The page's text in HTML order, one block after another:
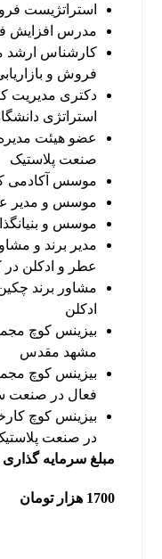
استراتژیست
مدرس افزایش
فروش و
استراتژی
عضو هیئت
صنعت پلاستیک
موسس آکادمی
موسس و مدیر
موسس و
مدیر برند و
عطر و ادکلن در
مشاور برند
ادکلن
بیزینس کوچ
مشهد مقدس
بیزینس کوچ
فعال در صنعت
بیزینس کوچ
در صنعت
مبلغ سرمایه
1700 هزار تومان